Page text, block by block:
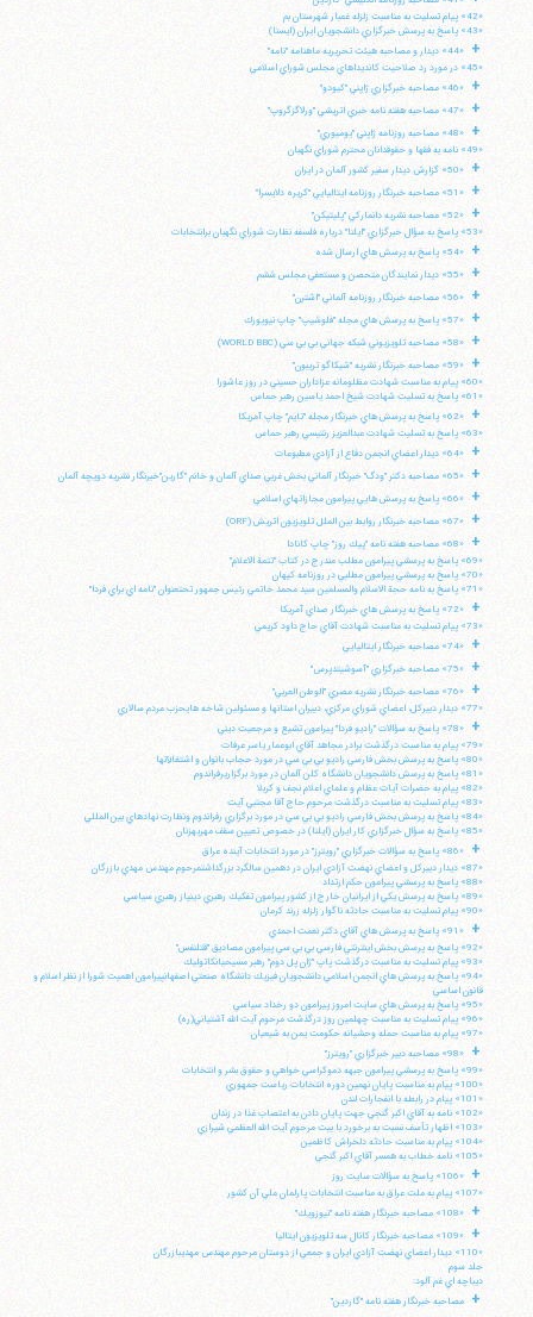
«42» پيام تسليت به مناسبت زلزله غمبار شهرستان بم
«43» پاسخ به پرسش خبرگزاري دانشجويان ايران (ايسنا)
+
«44» ديدار و مصاحبه هيئت تحريريه ماهنامه "نامه"
«45» در مورد رد صلاحيت كانديداهاي مجلس شوراي اسلامي
+ «46» مصاحبه خبرگزاري ژاپني "كيودو"
+ «47» مصاحبه هفته نامه خبري اتريشي "ورلاگزگروپ"
+
«48» مصاحبه روزنامه ژاپني "يوميوري"
«49» نامه به فقها و حقوقدانان محترم شوراي نگهبان
+ «50» گزارش ديدار سفير كشور آلمان در ايران
+ «51» مصاحبه خبرنگار روزنامه ايتاليايي "كريره دلايسرا"
+
«52» مصاحبه نشريه دانماركي "پليتيكن"
«53» پاسخ به سؤال خبرگزاري "ايلنا" درباره فلسفه نظارت شوراي نگهبان برانتخابات
+ «54» پاسخ به پرسش هاي ارسال شده
+ «55» ديدار نمايندگان متحصن و مستعفي مجلس ششم
+ «56» مصاحبه خبرنگار روزنامه آلماني "اشترن"
+ «57» پاسخ به پرسش هاي مجله "فلوشيپ" چاپ نيويورك
+ «58» مصاحبه تلويزيوني شبكه جهاني بي بي سي (WORLD BBC)
+
«59» مصاحبه خبرنگار نشريه "شيكاگو تريبون"
«60» پيام به مناسبت شهادت مظلومانه عزاداران حسيني در روز عاشورا
«61» پاسخ به تسليت شهادت شيخ احمد ياسين رهبر حماس
+
«62» پاسخ به پرسش هاي خبرنگار مجله "تايم" چاپ آمريكا
«63» پاسخ به تسليت شهادت عبدالعزيز رنتيسي رهبر حماس
+ «64» ديدار اعضاي انجمن دفاع از آزادي مطبوعات
+ «65» مصاحبه دكتر "ودگ" خبرنگار آلماني بخش غربي صداي آلمان و خانم "گارين"خبرنگار نشريه دويچه آلمان
+ «66» پاسخ به پرسش هايي پيرامون مجازاتهاي اسلامي
+ «67» مصاحبه خبرنگار روابط بين الملل تلويزيون اتريش (ORF)
+
«68» مصاحبه هفته نامه "پيك روز" چاپ كانادا
«69» پاسخ به پرسشي پيرامون مطلب مندرج در كتاب "تتمة الاعلام"
«70» پاسخ به پرسشي پيرامون مطلبي در روزنامه كيهان
«71» پاسخ به نامه حجة الاسلام والمسلمين سيد محمد خاتمي رئيس جمهور تحتعنوان "نامه اي براي فردا"
+
«72» پاسخ به پرسش هاي خبرنگار صداي آمريكا
«73» پيام تسليت به مناسبت شهادت آقاي حاج داود كريمي
+ «74» مصاحبه خبرنگار ايتاليايي
+ «75» مصاحبه خبرگزاري "آسوشيتدپرس"
+
«76» مصاحبه خبرنگار نشريه مصري "الوطن العربي"
«77» ديدار دبيركل، اعضاي شوراي مركزي، دبيران استانها و مسئولين شاخه هايحزب مردم سالاري
+
«78» پاسخ به سؤالات "راديو فردا" پيرامون تشيع و مرجعيت ديني
«79» پيام به مناسبت درگذشت برادر مجاهد آقاي ابوعمار ياسر عرفات
«80» پاسخ به پرسش بخش فارسي راديو بي بي سي در مورد حجاب بانوان و اشتغالآنها
«81» پاسخ به پرسش دانشجويان دانشگاه كلن آلمان در مورد برگزاريرفراندوم
«82» پيام به حضرات آيات عظام و علماي اعلام نجف و كربلا
«83» پيام تسليت به مناسبت درگذشت مرحوم حاج آقا مجتبي آيت
«84» پاسخ به پرسش بخش فارسي راديو بي بي سي در مورد برگزاري رفراندوم ونظارت نهادهاي بين المللي
«85» پاسخ به سؤال خبرگزاري كار ايران (ايلنا) در خصوص تعيين سقف مهريهزنان
+
«86» پاسخ به سؤالات خبرگزاري "رويترز" در مورد انتخابات آينده عراق
«87» ديدار دبيركل و اعضاي نهضت آزادي ايران در دهمين سالگرد بزرگداشتمرحوم مهندس مهدي بازرگان
«88» پاسخ به پرسشي پيرامون حكم ارتداد
«89» پاسخ به پرسش يكي از ايرانيان خارج از كشور پيرامون تفكيك رهبري دينياز رهبري سياسي
«90» پيام تسليت به مناسبت حادثه ناگوار زلزله زرند كرمان
+
«91» پاسخ به پرسش هاي آقاي دكتر نعمت احمدي
«92» پاسخ به پرسش بخش اينترنتي فارسي بي بي سي پيرامون مصاديق "قتلنفس"
«93» پيام تسليت به مناسبت درگذشت پاپ "ژان پل دوم" رهبر مسيحيانكاتوليك
«94» پاسخ به پرسش هاي انجمن اسلامي دانشجويان فيزيك دانشگاه صنعتي اصفهانپيرامون اهميت شورا از نظر اسلام و
قانون اساسي
«95» پاسخ به پرسش هاي سايت امروز پيرامون دو رخداد سياسي
«96» پيام تسليت به مناسبت چهلمين روز درگذشت مرحوم آيت الله آشتياني(ره)
«97» پيام به مناسبت حمله وحشيانه حكومت يمن به شيعيان
+
«98» مصاحبه دبير خبرگزاري "رويترز"
«99» پاسخ به پرسشي پيرامون جبهه دموكراسي خواهي و حقوق بشر و انتخابات
«100» پيام به مناسبت پايان نهمين دوره انتخابات رياست جمهوري
«101» پيام در رابطه با انفجارات لندن
«102» نامه به آقاي اكبر گنجي جهت پايان دادن به اعتصاب غذا در زندان
«103» اظهار تأسف نسبت به برخورد با بيت مرحوم آيت الله العظمي شيرازي
«104» پيام به مناسبت حادثه دلخراش كاظمين
«105» نامه خطاب به همسر آقاي اكبر گنجي
+
«106» پاسخ به سؤالات سايت روز
«107» پيام به ملت عراق به مناسبت انتخابات پارلمان ملي آن كشور
+ «108» مصاحبه خبرنگار هفته نامه "نيوزويك"
+
«109» مصاحبه خبرنگار كانال سه تلويزيون ايتاليا
«110» ديدار اعضاي نهضت آزادي ايران و جمعي از دوستان مرحوم مهندس مهديبازرگان
جلد سوم
ديباچه اي غم آلود:
+ مصاحبه خبرنگار هفته نامه "گاردين"
وب سایت رسمی آیت‌الله منتظری
ایران،قم،میدان مصلّی، بلوار شهید محمّد منتظری، كوچه
تلفن 37740011-25-98+ تا 14
فکس37740015-25-98+